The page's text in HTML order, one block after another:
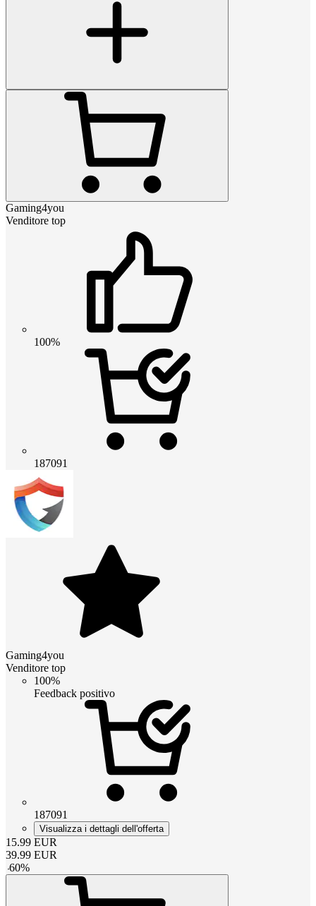
Gaming4you
Venditore top
100%
187091
Gaming4you
Venditore top
100%
Feedback positivo
187091
Visualizza i dettagli dell'offerta
15.99 EUR
39.99 EUR
-60%